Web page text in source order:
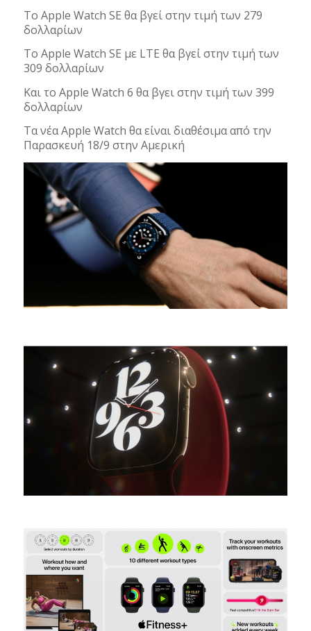
Το Apple Watch SE θα βγεί στην τιμή των 279
δολλαρίων
Το Apple Watch SE με LTE θα βγεί στην τιμή των
309 δολλαρίων
Και το Apple Watch 6 θα βγει στην τιμή των 399
δολλαρίων
Τα νέα Apple Watch θα είναι διαθέσιμα από την
Παρασκευή 18/9 στην Αμερική